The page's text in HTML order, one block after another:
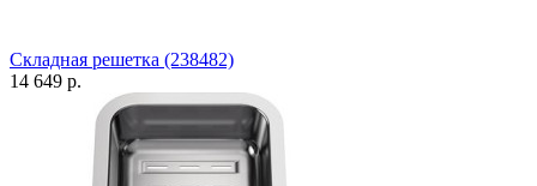
Складная решетка (238482)
14 649 р.